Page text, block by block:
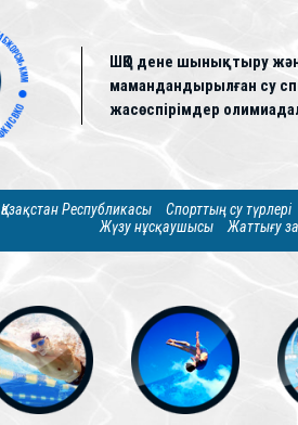
ШҚО дене шынықтыру
мамандандырылған су
жасөспірімдер
Қазақстан Республикасы Спорттың су түрлері
Жүзу нұсқаушысы
Жаттығу